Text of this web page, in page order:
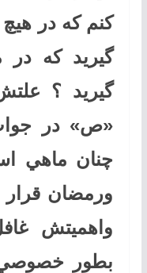
كنم كه در
گيريد كه
گيريد ؟
«ص» در
چنان ماهي
ورمضان قرار
واهميتش
بطور خصوصي